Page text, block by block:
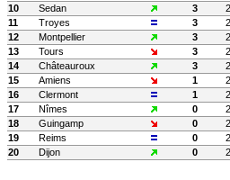
10
Sedan 3
2
11
Troyes 3
2
12
Montpellier 3
2
13
Tours 3
2
14
Châteauroux 3
2
15
Amiens 1
2
16
Clermont 1
2
17
Nîmes 0
2
18
Guingamp 0
2
19
Reims 0
2
20
Dijon 0 2